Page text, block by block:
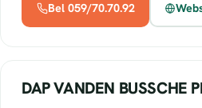
Bel 059/70.70.92
DAP VANDEN BUSSCHE